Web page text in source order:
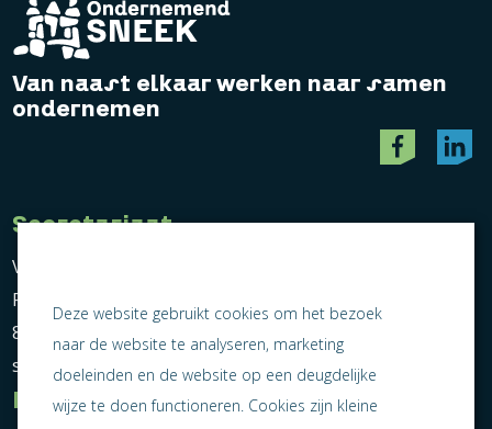
Van naast elkaar werken naar samen
ondernemen
Secretariaat
Vereniging Ondernemend Sneek
Postbus 464
8600 AL Sneek
secretariaat@ondernemendsneek.nl
Informatie
Deze website gebruikt cookies om het bezoek
naar de website te analyseren, marketing
doeleinden en de website op een deugdelijke
wijze te doen functioneren. Cookies zijn kleine